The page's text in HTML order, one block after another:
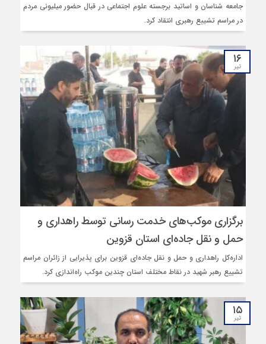
جامعه‌ شناسان و اساتید برجسته علوم اجتماعی در قبال حضور میلیونی مردم
در مراسم تشییع رهبری انتقاد کرد.
۱۶
تیر
برگزاری موکب‌های خدمت رسانی توسط راهداری و
حمل‌ و نقل جاده‌ای استان قزوین
اداره‌کل راهداری و حمل و نقل جاده‌ای قزوین برای پذیرایی از زائران مراسم
تشییع رهبر شهید در نقاط مختلف استان چندین موکب راه‌اندازی کرد.
۱۵
تیر